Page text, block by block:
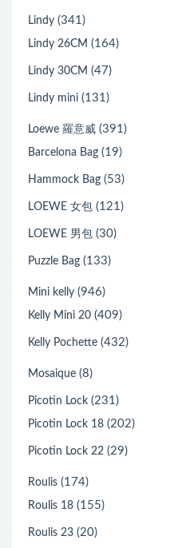
Lindy (341)
Lindy 26CM (164)
Lindy 30CM (47)
Lindy mini (131)
Loewe 羅意威 (391)
Barcelona Bag (19)
Hammock Bag (53)
LOEWE 女包 (121)
LOEWE 男包 (30)
Puzzle Bag (133)
Mini kelly (946)
Kelly Mini 20 (409)
Kelly Pochette (432)
Mosaique (8)
Picotin Lock (231)
Picotin Lock 18 (202)
Picotin Lock 22 (29)
Roulis (174)
Roulis 18 (155)
Roulis 23 (20)